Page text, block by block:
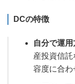
DCの特徴
自分で運
産投資信
容度に合わ